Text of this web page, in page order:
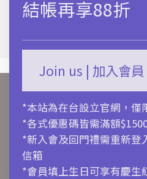
結帳再享88折
Join us | 加入會員
*本站為在台設立官網，僅
*各式優惠碼皆需滿額
*新入會及回門禮需重新登
信箱
*會員填上生日可享有慶生
關於ALDO
購物流程
聯絡我們
商品保養